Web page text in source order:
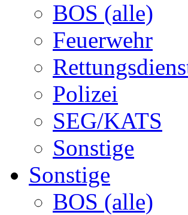
BOS (alle)
Feuerwehr
Polizei
SEG/KATS
Sonstige
Sonstige
BOS (alle)